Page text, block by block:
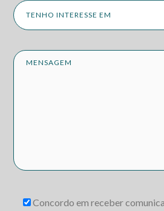
Concordo em receber